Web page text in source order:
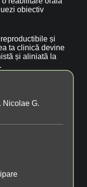
obiectiv
și
ta clinică devine
și aliniată la
Nicolae G.